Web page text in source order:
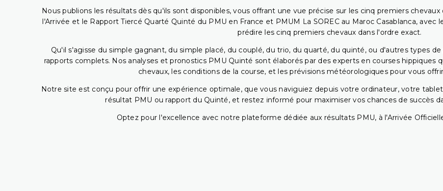
Nous publions les résultats dès qu'ils sont disponibles, vous offrant une vue précise sur les cinq premiers
l'Arrivée et le Rapport Tiercé Quarté Quinté du PMU en France et PMUM La SOREC au Maroc Casablanca, avec
prédire les cinq premiers chevaux dans l'ordre exact.
Qu'il s'agisse du simple gagnant, du simple placé, du couplé, du trio, du quarté, du quinté, ou d'autres types
rapports complets. Nos analyses et pronostics PMU Quinté sont élaborés par des experts en courses hippiques
chevaux, les conditions de la course, et les prévisions météorologiques pour vous
Notre site est conçu pour offrir une expérience optimale, que vous naviguiez depuis votre ordinateur, votre
résultat PMU ou rapport du Quinté, et restez informé pour maximiser vos chances de succès
Optez pour l'excellence avec notre plateforme dédiée aux résultats PMU, à l'Arrivée